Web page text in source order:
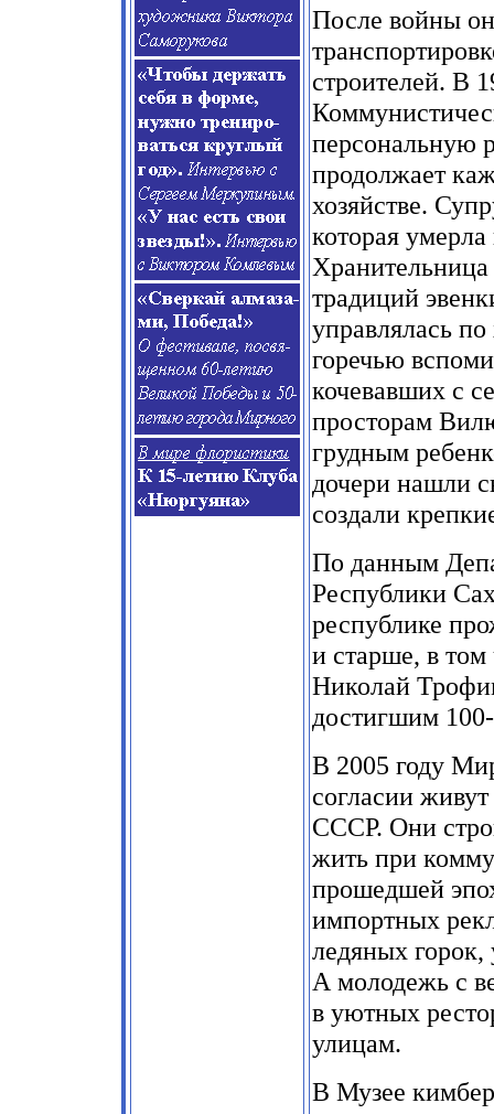
После войны он
строителей. В
персональную
продолжает
хозяйстве.
которая
традиций
управлялась
горечью
кочевавших с
просторам
грудным
дочери нашли
создали
По данным
Республики
республике
и старше, в
Николай
достигшим 100-
В 2005 году
согласии
СССР. Они
жить при
прошедшей
импортных
ледяных
А молодежь с
в уютных
улицам.
В Музее